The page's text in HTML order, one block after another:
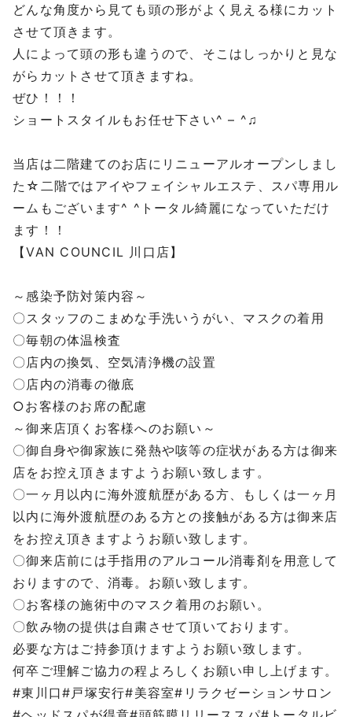
どんな角度から見ても頭の形がよく見える様にカット
させて頂きます。
人によって頭の形も違うので、そこはしっかりと見な
がらカットさせて頂きますね。
ぜひ！！！
ショートスタイルもお任せ下さい^ – ^♫
当店は二階建てのお店にリニューアルオープンしまし
た☆二階ではアイやフェイシャルエステ、スパ専用ル
ームもございます^ ^トータル綺麗になっていただけ
ます！！
【VAN COUNCIL 川口店】
～感染予防対策内容～
〇スタッフのこまめな手洗いうがい、マスクの着用
〇毎朝の体温検査
〇店内の換気、空気清浄機の設置
〇店内の消毒の徹底
○お客様のお席の配慮
～御来店頂くお客様へのお願い～
〇御自身や御家族に発熱や咳等の症状がある方は御来
店をお控え頂きますようお願い致します。
〇一ヶ月以内に海外渡航歴がある方、もしくは一ヶ月
以内に海外渡航歴のある方との接触がある方は御来店
をお控え頂きますようお願い致します。
〇御来店前には手指用のアルコール消毒剤を用意して
おりますので、消毒。お願い致します。
〇お客様の施術中のマスク着用のお願い。
〇飲み物の提供は自粛させて頂いております。
必要な方はご持参頂けますようお願い致します。
何卒ご理解ご協力の程よろしくお願い申し上げます。
#東川口#戸塚安行#美容室#リラクゼーションサロン